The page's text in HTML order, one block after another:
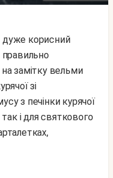
правильно
замітку вельми
зі
з печінки курячої
і для святкового